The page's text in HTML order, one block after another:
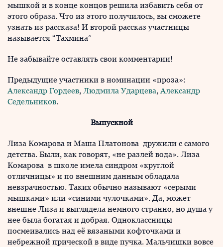
мышкой и в конце концов решила избавить себя от
этого образа. Что из этого получилось, вы сможете
узнать из рассказа! И второй рассказ участницы
называется “Тахмина”
Не забывайте оставлять свои комментарии!
Предыдущие участники в номинации «проза»:
Александр Гордеев, Людмила Ударцева,Александр
Седельников.
Выпускной
Лиза Комарова и Маша Платонова дружили с самого
детства. Были, как говорят, «не разлей вода». Лиза
Комарова в школе имела синдром «круглой
отличницы» и по внешним данным обладала
невзрачностью. Таких обычно называют «серыми
мышками» или «синими чулочками». Да, может
внешне Лиза и выглядела немного странно, но душа у
нее была богатая и добрая. Одноклассницы
посмеивались над её вязаными кофточками и
небрежной прической в виде пучка. Мальчишки вовсе